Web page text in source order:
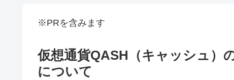
※PRを含みます
仮想通貨QASH（キャッシュ）
について